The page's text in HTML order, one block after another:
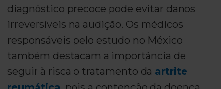
diagnóstico precoce pode evitar danos
irreversíveis na audição. Os médicos
responsáveis pelo estudo no México
também destacam a importância de
seguir à risca o tratamento da artrite